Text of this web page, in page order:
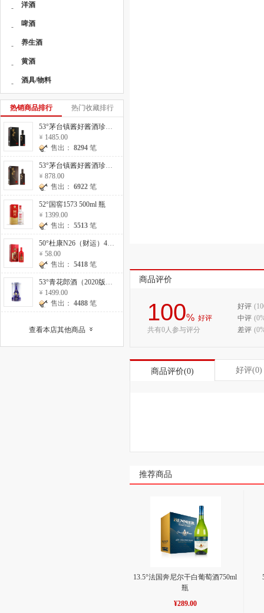
商品评价
100% 好评
共有0人参与评分
好评
中评
差评
商品评价(0) 好评(0)
推荐商品
13.5°法国奔尼尔干白葡萄酒750ml
瓶
¥289.00
- 洋酒
- 啤酒
- 养生酒
- 黄酒
- 酒具/物料
热销商品排行 热门收藏排行
53°茅台镇酱好酱酒珍藏20 500ml
1485.00
售出： 8294 笔
53°茅台镇酱好酱酒珍藏10 500ml
878.00
售出： 6922 笔
52°国窖1573 500ml 瓶
1399.00
售出： 5513 笔
50°杜康N26（财运）475ml 瓶
58.00
售出： 5418 笔
53°青花郎酒（2020版）500ml 瓶
1499.00
售出： 4488 笔
查看本店其他商品 »